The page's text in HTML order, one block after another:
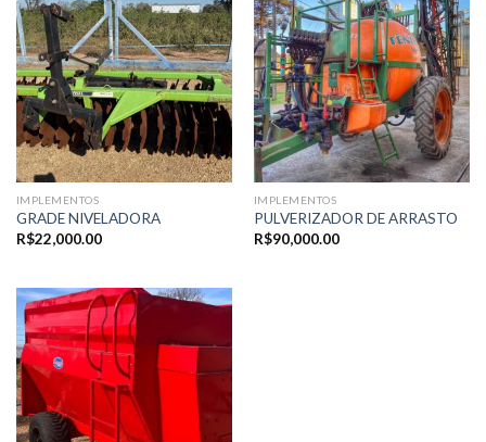
IMPLEMENTOS
GRADE NIVELADORA
R$22,000.00
IMPLEMENTOS
PULVERIZADOR DE ARRASTO
R$90,000.00